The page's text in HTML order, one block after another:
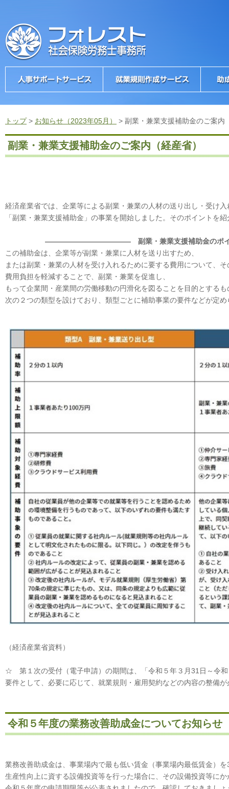
トップ> お知らせ（2023年05月） > 副業・兼業支援補助金のご案内
副業・兼業支援補助金のご案内（経産省）
経済産業省では、企業等による副業・兼業の人材の送り出し・受け
「副業・兼業支援補助金」の事業を開始しました。そのポイントを
―――――――――――― 副業・兼業支援補助金
この補助金は、企業等が副業・兼業に人材を送り出すため、
または副業・兼業の人材を受け入れるために要する費用について、
費用負担を軽減することで、副業・兼業を促進し、
もって企業間・産業間の労働移動の円滑化を図ることを目的とするも
次の２つの類型を設けており、類型ごとに補助事業の要件などが定
（経済産業省資料）
☆ 第１次の受付（電子申請）の期間は、「令和５年３月31日～令
要件として、必要に応じて、就業規則・雇用契約などの内容の整備
令和５年度の業務改善助成金についてお知らせ
業務改善助成金は、事業場内で最も低い賃金（事業場内最低賃金）
生産性向上に資する設備投資等を行った場合に、その設備投資等に